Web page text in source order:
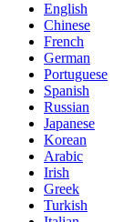
English
Chinese
French
German
Portuguese
Spanish
Russian
Japanese
Korean
Arabic
Irish
Greek
Turkish